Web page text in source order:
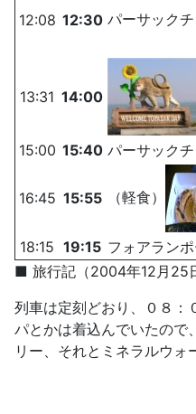
12:08 12:30 パーサック
13:31 14:00
15:00 15:40 パーサック
16:45 15:55 （軽食）
18:15 19:15 フォアラン
■ 旅行記（2004年12月25
列車は定刻どおり、０８：
パとかは着込んでいたので
リー、それとミネラルウォ